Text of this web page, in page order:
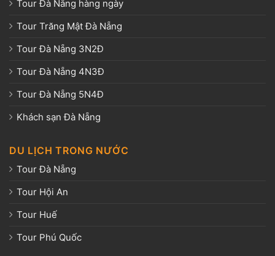
Tour Đà Nẵng hàng ngày
Tour Trăng Mật Đà Nẵng
Tour Đà Nẵng 3N2Đ
Tour Đà Nẵng 4N3Đ
Tour Đà Nẵng 5N4Đ
Khách sạn Đà Nẵng
DU LỊCH TRONG NƯỚC
Tour Đà Nẵng
Tour Hội An
Tour Huế
Tour Phú Quốc